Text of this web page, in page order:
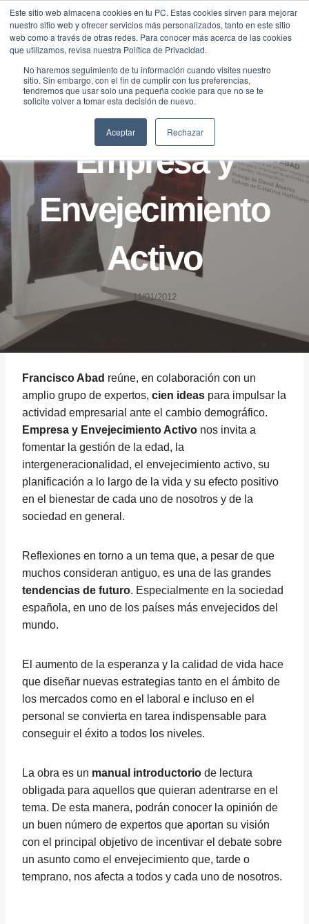
Este sitio web almacena cookies en tu PC. Estas cookies sirven para mejorar
nuestro sitio web y ofrecer servicios más personalizados, tanto en este sitio
web como a través de otras redes. Para conocer más acerca de las cookies
que utilizamos, revisa nuestra Política de Privacidad.
No haremos seguimiento de tu información cuando visites nuestro
sitio. Sin embargo, con el fin de cumplir con tus preferencias,
tendremos que usar solo una pequeña cookie para que no se te
solicite volver a tomar esta decisión de nuevo.
Aceptar Rechazar
Saltar
contenido
FUNDACIÓN
Empresa y
Envejecimiento
Activo
11/01/2012
Francisco Abad reúne, en colaboración con un
amplio grupo de expertos, cien ideas para impulsar la
actividad empresarial ante el cambio demográfico.
Empresa y Envejecimiento Activo nos invita a
fomentar la gestión de la edad, la
intergeneracionalidad, el envejecimiento activo, su
planificación a lo largo de la vida y su efecto positivo
en el bienestar de cada uno de nosotros y de la
sociedad en general.
Reflexiones en torno a un tema que, a pesar de que
muchos consideran antiguo, es una de las grandes
tendencias de futuro. Especialmente en la sociedad
española, en uno de los países más envejecidos del
mundo.
El aumento de la esperanza y la calidad de vida hace
que diseñar nuevas estrategias tanto en el ámbito de
los mercados como en el laboral e incluso en el
personal se convierta en tarea indispensable para
conseguir el éxito a todos los niveles.
La obra es un manual introductorio de lectura
obligada para aquellos que quieran adentrarse en el
tema. De esta manera, podrán conocer la opinión de
un buen número de expertos que aportan su visión
con el principal objetivo de incentivar el debate sobre
un asunto como el envejecimiento que, tarde o
temprano, nos afecta a todos y cada uno de nosotros.
Traducir »